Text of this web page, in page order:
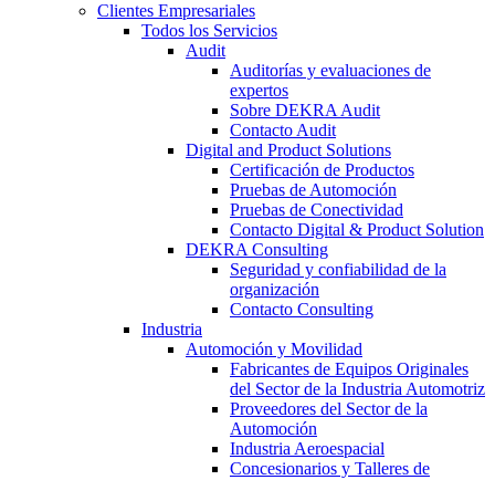
Clientes Empresariales
Todos los Servicios
Audit
Auditorías y evaluaciones de
expertos
Sobre DEKRA Audit
Contacto Audit
Digital and Product Solutions
Certificación de Productos
Pruebas de Automoción
Pruebas de Conectividad
Contacto Digital & Product Solution
DEKRA Consulting
Seguridad y confiabilidad de la
organización
Contacto Consulting
Industria
Automoción y Movilidad
Fabricantes de Equipos Originales
del Sector de la Industria Automotriz
Proveedores del Sector de la
Automoción
Industria Aeroespacial
Concesionarios y Talleres de